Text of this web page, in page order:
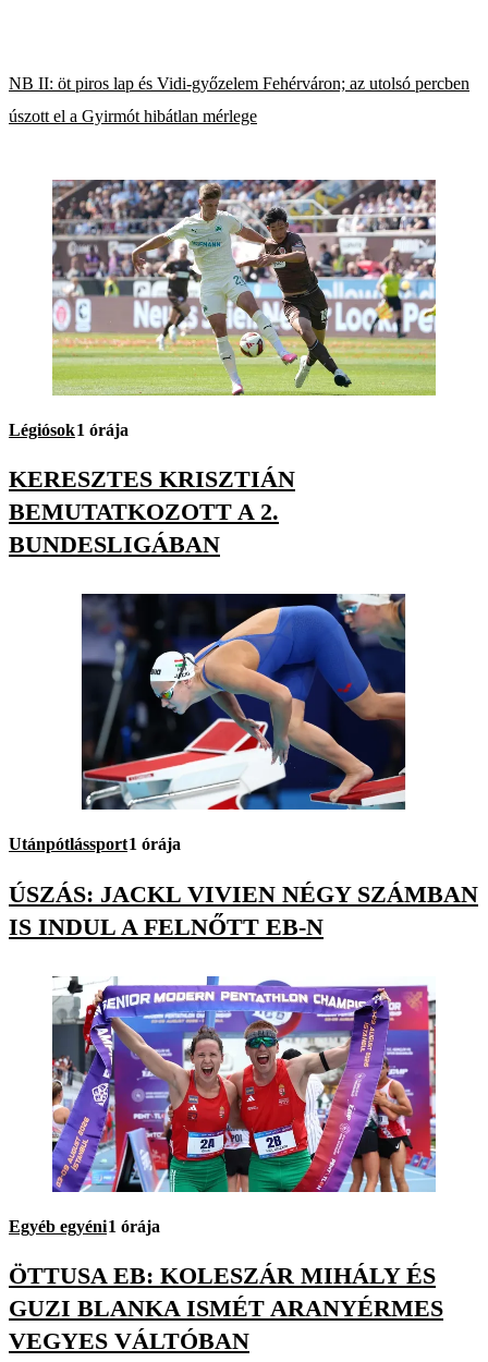
NB II: öt piros lap és Vidi-győzelem Fehérváron; az utolsó percben
úszott el a Gyirmót hibátlan mérlege
Légiósok1 órája
KERESZTES KRISZTIÁN
BEMUTATKOZOTT A 2.
BUNDESLIGÁBAN
Utánpótlássport1 órája
ÚSZÁS: JACKL VIVIEN NÉGY SZÁMBAN
IS INDUL A FELNŐTT EB-N
Egyéb egyéni1 órája
ÖTTUSA EB: KOLESZÁR MIHÁLY ÉS
GUZI BLANKA ISMÉT ARANYÉRMES
VEGYES VÁLTÓBAN